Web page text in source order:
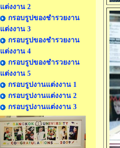
แต่งงาน 2
กรอบรูปของชำรวยงาน
แต่งงาน 3
กรอบรูปของชำรวยงาน
แต่งงาน 4
กรอบรูปของชำรวยงาน
แต่งงาน 5
กรอบรูปงานแต่งงาน 1
กรอบรูปงานแต่งงาน 2
กรอบรูปงานแต่งงาน 3